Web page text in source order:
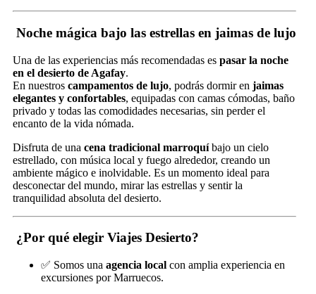
Noche mágica bajo las estrellas en jaimas de lujo
Una de las experiencias más recomendadas es pasar la noche
en el desierto de Agafay.
En nuestros campamentos de lujo, podrás dormir en jaimas
elegantes y confortables, equipadas con camas cómodas, baño
privado y todas las comodidades necesarias, sin perder el
encanto de la vida nómada.
Disfruta de una cena tradicional marroquíbajo un cielo
estrellado, con música local y fuego alrededor, creando un
ambiente mágico e inolvidable. Es un momento ideal para
desconectar del mundo, mirar las estrellas y sentir la
tranquilidad absoluta del desierto.
¿Por qué elegir Viajes Desierto?
✅ Somos una agencia local con amplia experiencia en
excursiones por Marruecos.